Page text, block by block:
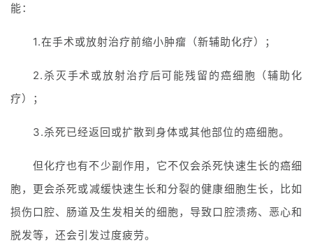
能：
1.在手术或放射治疗前缩小肿瘤（新辅助化疗）；
2.杀灭手术或放射治疗后可能残留的癌细胞（辅助化
疗）；
3.杀死已经返回或扩散到身体或其他部位的癌细胞。
但化疗也有不少副作用，它不仅会杀死快速生长的癌细
胞，更会杀死或减缓快速生长和分裂的健康细胞生长，比如
损伤口腔、肠道及生发相关的细胞，导致口腔溃疡、恶心和
脱发等，还会引发过度疲劳。